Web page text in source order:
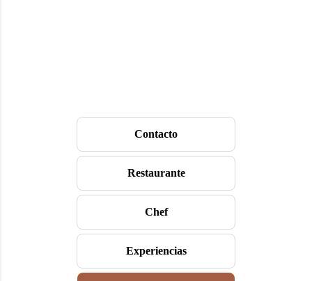
Contacto
Restaurante
Chef
Experiencias